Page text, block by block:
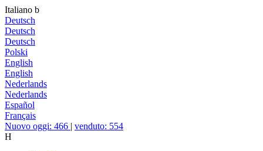
Italiano b
Deutsch
Deutsch
Deutsch
Polski
English
English
Nederlands
Nederlands
Español
Français
Nuovo oggi: 466 | venduto: 554
H